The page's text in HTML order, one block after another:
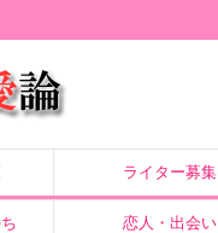
ライター募集
恋人・出会い